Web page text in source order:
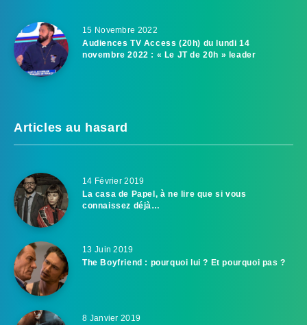
15 Novembre 2022
Audiences TV Access (20h) du lundi 14
novembre 2022 : « Le JT de 20h » leader
Articles au hasard
14 Février 2019
La casa de Papel, à ne lire que si vous
connaissez déjà…
13 Juin 2019
The Boyfriend : pourquoi lui ? Et pourquoi pas ?
8 Janvier 2019